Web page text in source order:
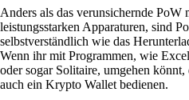
Anders als das verunsichernde PoW
leistungsstarken Apparaturen, sind
selbstverständlich wie das
Wenn ihr mit Programmen, wie
oder sogar Solitaire, umgehen
auch ein Krypto Wallet bedienen.